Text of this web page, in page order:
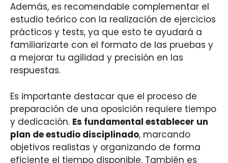
Además, es recomendable complementar el
estudio teórico con la realización de ejercicios
prácticos y tests, ya que esto te ayudará a
familiarizarte con el formato de las pruebas y
a mejorar tu agilidad y precisión en las
respuestas.
Es importante destacar que el proceso de
preparación de una oposición requiere tiempo
y dedicación. Es fundamental establecer un
plan de estudio disciplinado, marcando
objetivos realistas y organizando de forma
eficiente el tiempo disponible. También es